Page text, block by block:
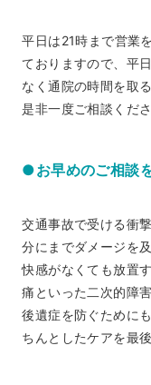
平日は21時まで営業
ておりますので、平
なく通院の時間を取
是非一度ご相談くださ
●お早めのご相談
交通事故で受ける衝
分にまでダメージを
快感がなくても放置
痛といった二次的障
後遺症を防ぐために
ちんとしたケアを最